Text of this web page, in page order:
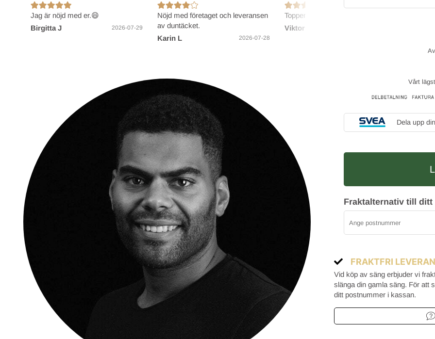
Jag är nöjd med er.😄
Birgitta J
2026-07-29
Nöjd med företaget och leveransen
av duntäcket.
Karin L
2026-07-28
Toppenbra Elgen!
Viktoria E
Vårt
Dela upp
Fraktalternativ till ditt
FRAKTFRI
Vid köp av säng erbjuder vi
slänga din gamla säng. För att
ditt postnummer i kassan.